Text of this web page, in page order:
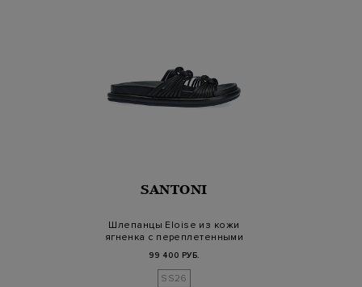
SANTONI
Шлепанцы Eloise из кожи
ягненка с переплетенными
99 400 РУБ.
SS26